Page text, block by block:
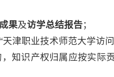
果及访学总结报告；
“天津职业技术师范大学访
知识产权归属应按实际